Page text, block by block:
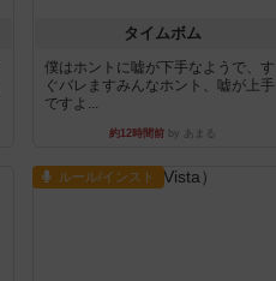
タイムボム
僕はホントに嘘が下手なようで、す
ぐバレますみんなホント、嘘が上手
ですよ...
約12時間前by あまる
ルール/インスト